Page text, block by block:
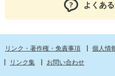
よくあ
リンク・著作権・免責事項 個人情
リンク集
お問い合わせ